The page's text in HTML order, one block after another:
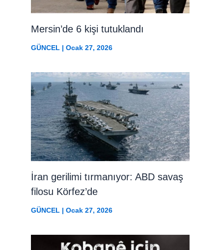
Mersin’de 6 kişi tutuklandı
GÜNCEL | Ocak 27, 2026
İran gerilimi tırmanıyor: ABD savaş
filosu Körfez’de
GÜNCEL| Ocak 27, 2026